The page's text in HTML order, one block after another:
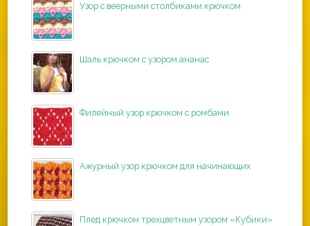
Узор с веерными столбиками крючком
Шаль крючком с узором ананас
Филейный узор крючком с ромбами
Ажурный узор крючком для начинающих
Плед крючком трехцветным узором «Кубики»